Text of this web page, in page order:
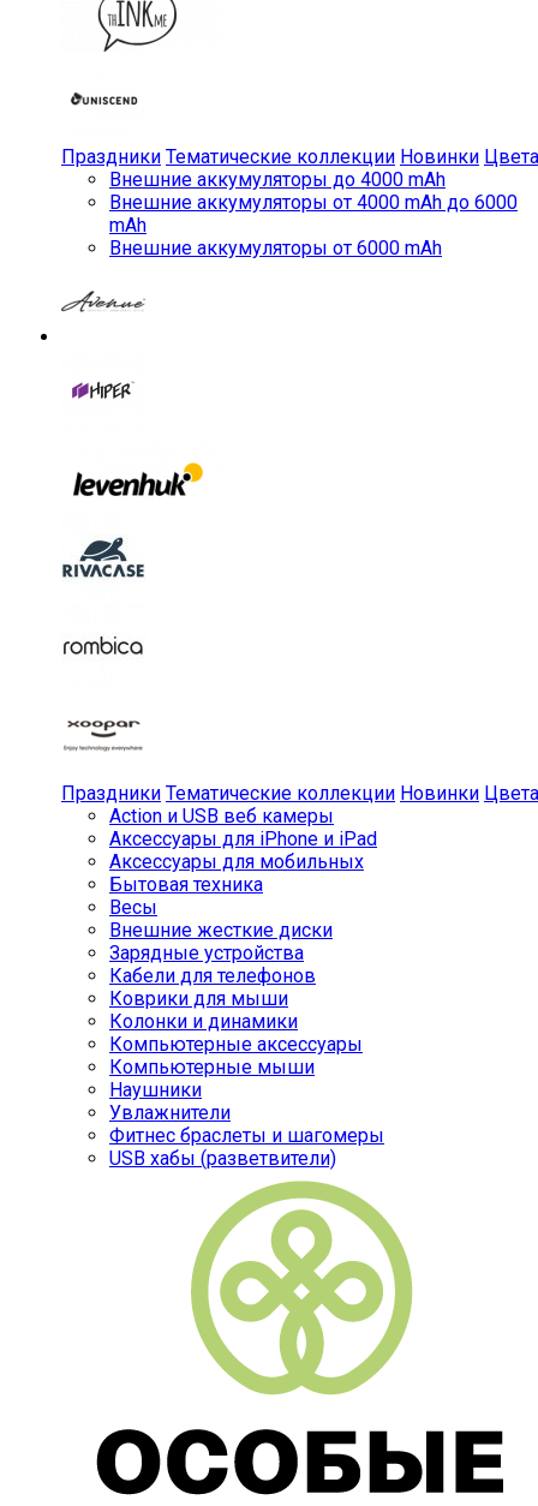
Праздники Тематические коллекции Новинки Цвета
Внешние аккумуляторы до 4000 mAh
Внешние аккумуляторы от 4000 mAh до 6000
mAh
Внешние аккумуляторы от 6000 mAh
Праздники Тематические коллекции Новинки Цвета
Action и USB веб камеры
Аксессуары для iPhone и iPad
Аксессуары для мобильных
Бытовая техника
Весы
Внешние жесткие диски
Зарядные устройства
Кабели для телефонов
Коврики для мыши
Колонки и динамики
Компьютерные аксессуары
Компьютерные мыши
Наушники
Увлажнители
Фитнес браслеты и шагомеры
USB хабы (разветвители)